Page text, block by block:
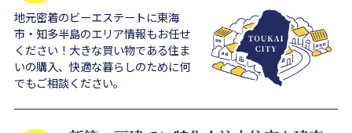
地元密着のビーエステートに東海
市・知多半島のエリア情報もお任せ
ください！大きな買い物である住ま
いの購入、快適な暮らしのために何
でもご相談ください。